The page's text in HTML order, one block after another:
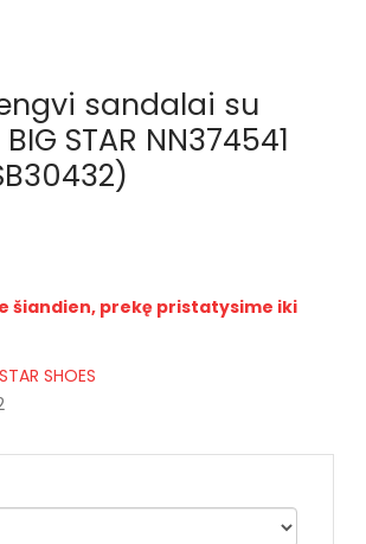
sandalai su
STAR NN374541
šiandien, prekę pristatysime iki
SHOES